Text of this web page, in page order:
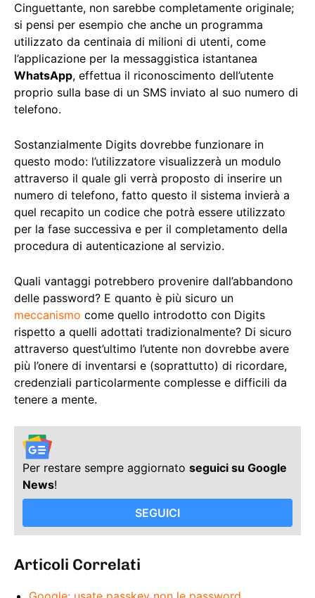
Cinguettante, non sarebbe completamente originale;
si pensi per esempio che anche un programma
utilizzato da centinaia di milioni di utenti, come
l’applicazione per la messaggistica istantanea
WhatsApp, effettua il riconoscimento dell’utente
proprio sulla base di un SMS inviato al suo numero di
telefono.
Sostanzialmente Digits dovrebbe funzionare in
questo modo: l’utilizzatore visualizzerà un modulo
attraverso il quale gli verrà proposto di inserire un
numero di telefono, fatto questo il sistema invierà a
quel recapito un codice che potrà essere utilizzato
per la fase successiva e per il completamento della
procedura di autenticazione al servizio.
Quali vantaggi potrebbero provenire dall’abbandono
delle password? E quanto è più sicuro un
meccanismo come quello introdotto con Digits
rispetto a quelli adottati tradizionalmente? Di sicuro
attraverso quest’ultimo l’utente non dovrebbe avere
più l’onere di inventarsi e (soprattutto) di ricordare,
credenziali particolarmente complesse e difficili da
tenere a mente.
Per restare sempre aggiornato seguici su Google
News!
SEGUICI
Articoli Correlati